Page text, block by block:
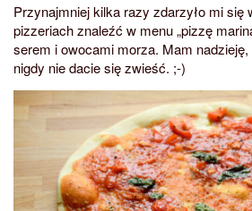
Przynajmniej kilka razy zdarzyło mi się
pizzeriach znaleźć w menu „pizzę
serem i owocami morza. Mam
nigdy nie dacie się zwieść. ;-)